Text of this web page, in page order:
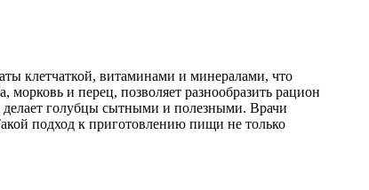
клетчаткой, витаминами и минералами, что
и перец, позволяет разнообразить рацион
делает голубцы сытными и полезными. Врачи
подход к приготовлению пищи не только